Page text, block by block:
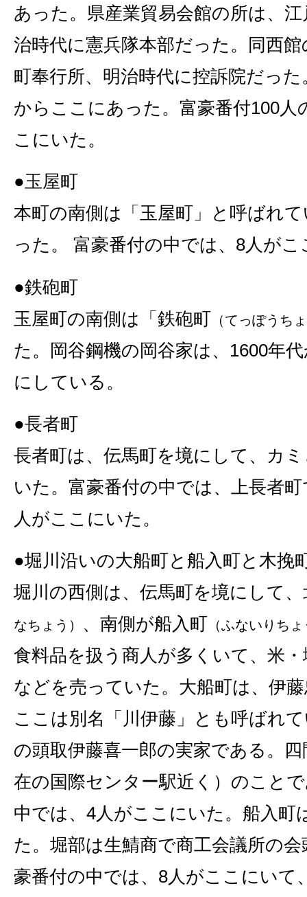
あった。県産業貿易会館の所は、
治時代に憲兵隊本部だった。同西
町奉行所、明治時代に控訴院だっ
からここにあった。富豪番付100人
こにいた。
●玉屋町
本町の南側は「玉屋町」と呼ばれ
った。 富豪番付の中では、8人が
●鉄砲町
玉屋町の南側は「鉄砲町 （てっぽうち
た。岡谷鋼機の岡谷家は、1600年
にしている。
●長者町
長者町は、伝馬町を境にして、カ
いた。富豪番付の中では、上長者
人がここにいた。
●堀川沿いの大船町と船入町と木
堀川の西側は、伝馬町を境にして
なちょう） 、南側が船入町 （ふないりち
食料品を扱う商人が多くいて、米
などを売っていた。大船町は、伊
ここは別名「川伊藤」とも呼ばれ
の頭取伊藤喜一郎の実家である。
在の国際センター駅近く）のこと
中では、4人がここにいた。船入町
た。堀部は生鯖商で商工会議所の
豪番付の中では、8人がここにいて